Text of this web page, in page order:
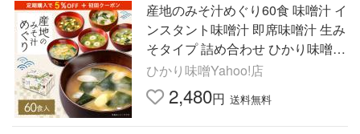
産地のみそ汁めぐり60食 味噌汁 イ
ンスタント味噌汁 即席味噌汁 生み
そタイプ 詰め合わせ ひかり味噌
メーカー公式 塩分補給 ギフト お
中元 爆買
ひかり味噌Yahoo!店
2,480円 送料無料